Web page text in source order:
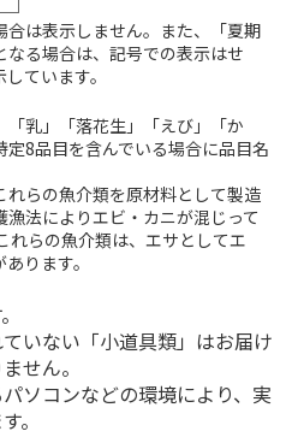
は表示しません。また、「夏期
る場合は、記号での表示はせ
ています。
乳」「落花生」「えび」「か
8品目を含んでいる場合に品目名
らの魚介類を原材料として製造
法によりエビ・カニが混じって
れらの魚介類は、エサとしてエ
ります。
いない「小道具類」はお届け
せん。
ソコンなどの環境により、実
。